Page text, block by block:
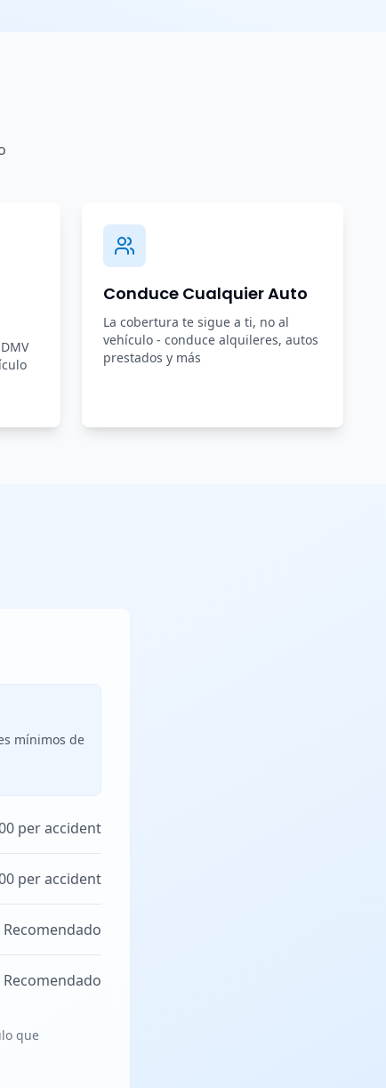
Conduce Cualquier Auto
La cobertura te sigue a ti, no al
vehículo - conduce alquileres, autos
prestados y más
mínimos de
per accident
per accident
Recomendado
Recomendado
que